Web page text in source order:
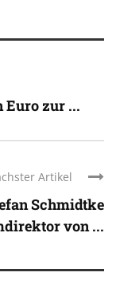
zur ...
Artikel
Schmidtke
von ...